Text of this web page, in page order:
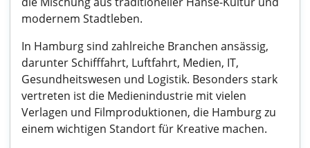
modernem Stadtleben.
In Hamburg sind zahlreiche Branchen ansässig,
darunter Schifffahrt, Luftfahrt, Medien, IT,
Gesundheitswesen und Logistik. Besonders stark
vertreten ist die Medienindustrie mit vielen
Verlagen und Filmproduktionen, die Hamburg zu
einem wichtigen Standort für Kreative machen.